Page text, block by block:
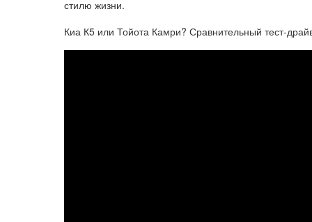
стилю жизни.
Киа К5 или Тойота Камри? Сравнительный тест-